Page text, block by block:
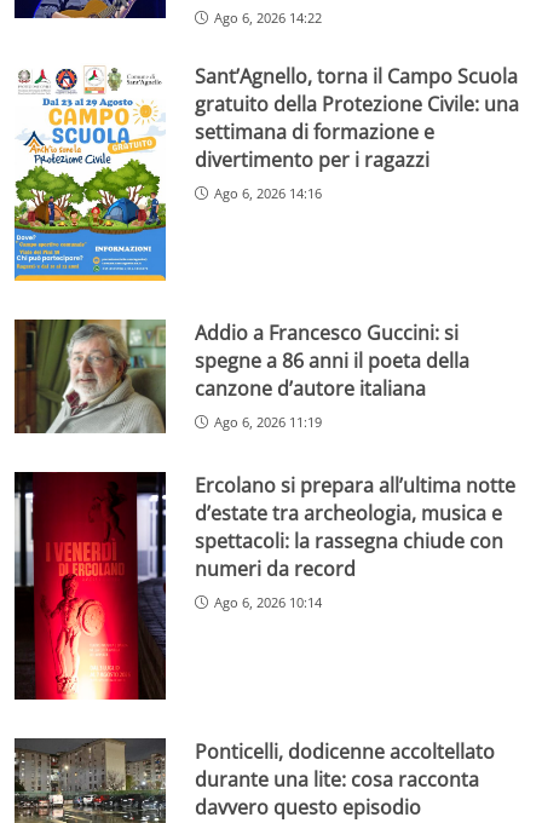
Ago 6, 2026 14:22
Sant’Agnello, torna il Campo Scuola
gratuito della Protezione Civile: una
settimana di formazione e
divertimento per i ragazzi
Ago 6, 2026 14:16
Addio a Francesco Guccini: si
spegne a 86 anni il poeta della
canzone d’autore italiana
Ago 6, 2026 11:19
Ercolano si prepara all’ultima notte
d’estate tra archeologia, musica e
spettacoli: la rassegna chiude con
numeri da record
Ago 6, 2026 10:14
Ponticelli, dodicenne accoltellato
durante una lite: cosa racconta
davvero questo episodio